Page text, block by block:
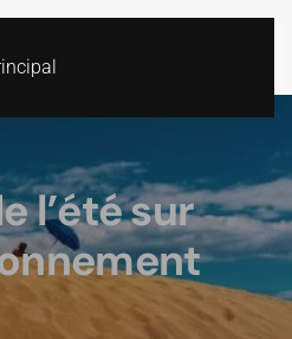
l’été sur